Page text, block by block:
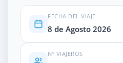
FECHA DEL VIAJE
8 de Agosto 2026
Nº VIAJEROS